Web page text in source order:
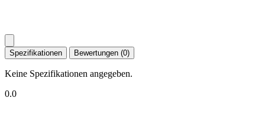
Spezifikationen Bewertungen (0)
Keine Spezifikationen angegeben.
0.0